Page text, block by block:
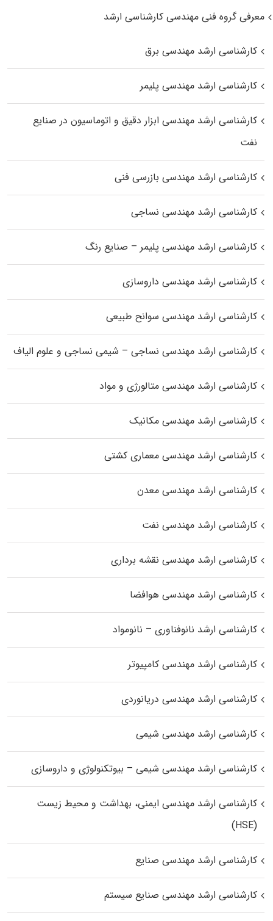
معرفی گروه فنی مهندسی کارشناسی ارشد
کارشناسی ارشد مهندسی برق
کارشناسی ارشد مهندسی پلیمر
کارشناسی ارشد مهندسی ابزار دقیق و اتوماسیون در صنایع
نفت
کارشناسی ارشد مهندسی بازرسی فنی
کارشناسی ارشد مهندسی نساجی
کارشناسی ارشد مهندسی پلیمر – صنایع رنگ
کارشناسی ارشد مهندسی داروسازی
کارشناسی ارشد مهندسی سوانح طبیعی
کارشناسی ارشد مهندسی نساجی – شیمی نساجی و علوم الیاف
کارشناسی ارشد مهندسی متالورژی و مواد
کارشناسی ارشد مهندسی مکانیک
کارشناسی ارشد مهندسی معماری کشتی
کارشناسی ارشد مهندسی معدن
کارشناسی ارشد مهندسی نفت
کارشناسی ارشد مهندسی نقشه برداری
کارشناسی ارشد مهندسی هوافضا
کارشناسی ارشد نانوفناوری – نانومواد
کارشناسی ارشد مهندسی کامپیوتر
کارشناسی ارشد مهندسی دریانوردی
کارشناسی ارشد مهندسی شیمی
کارشناسی ارشد مهندسی شیمی – بیوتکنولوژی و داروسازی
کارشناسی ارشد مهندسی ایمنی، بهداشت و محیط زیست
(HSE)
کارشناسی ارشد مهندسی صنایع
کارشناسی ارشد مهندسی صنایع سیستم